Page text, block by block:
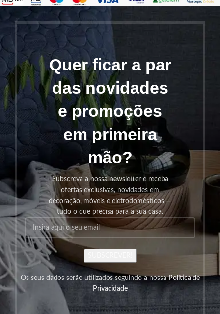
Quer ficar a par
das novidades
e promoções
em primeira
mão?
Subscreva a nossa newsletter e receba
ofertas exclusivas, novidades em
decoração, móveis e eletrodomésticos —
tudo o que precisa para a sua casa.
Os seus dados serão utilizados seguindo a nossaPolitica de
Privacidade